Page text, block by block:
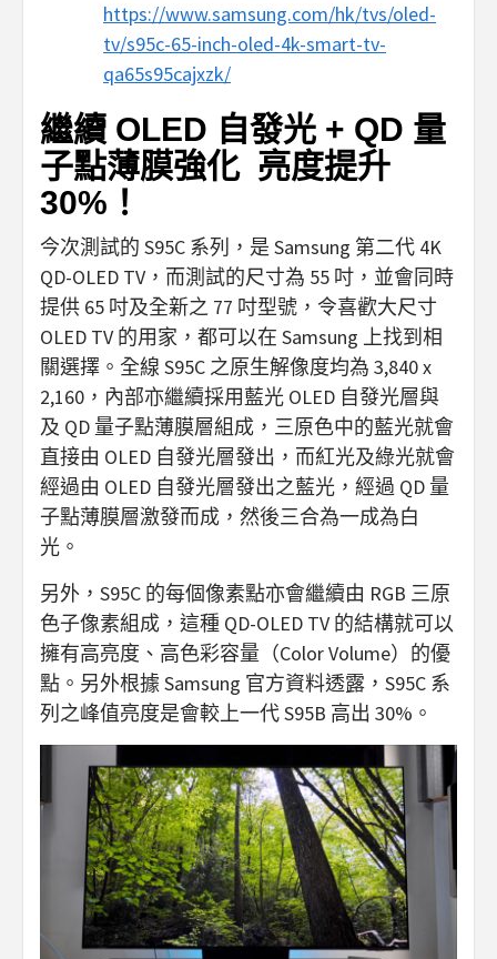
https://www.samsung.com/hk/tvs/oled-
tv/s95c-65-inch-oled-4k-smart-tv-
qa65s95cajxzk/
繼續 OLED 自發光 + QD 量
子點薄膜強化 亮度提升
30%！
今次測試的 S95C 系列，是 Samsung 第二代 4K
QD-OLED TV，而測試的尺寸為 55 吋，並會同時
提供 65 吋及全新之 77 吋型號，令喜歡大尺寸
OLED TV 的用家，都可以在 Samsung 上找到相
關選擇。全線 S95C 之原生解像度均為 3,840 x
2,160，內部亦繼續採用藍光 OLED 自發光層與
及 QD 量子點薄膜層組成，三原色中的藍光就會
直接由 OLED 自發光層發出，而紅光及綠光就會
經過由 OLED 自發光層發出之藍光，經過 QD 量
子點薄膜層激發而成，然後三合為一成為白
光。
另外，S95C 的每個像素點亦會繼續由 RGB 三原
色子像素組成，這種 QD-OLED TV 的結構就可以
擁有高亮度、高色彩容量（Color Volume）的優
點。另外根據 Samsung 官方資料透露，S95C 系
列之峰值亮度是會較上一代 S95B 高出 30%。